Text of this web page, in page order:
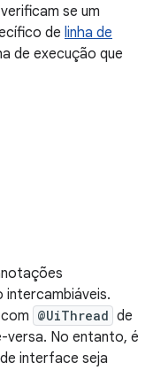
se um
de linha de
de execução que
intercambiáveis.
@UiThread de
versa. No entanto, é
interface seja